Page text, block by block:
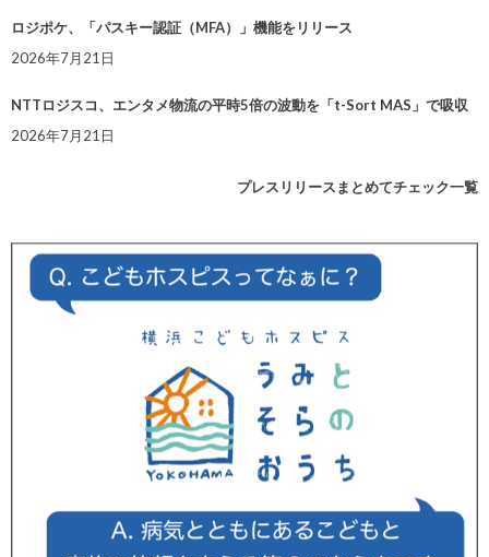
ロジポケ、「パスキー認証（MFA）」機能をリリース
2026年7月21日
NTTロジスコ、エンタメ物流の平時5倍の波動を「t-Sort MAS」で吸収
2026年7月21日
プレスリリースまとめてチェック一覧